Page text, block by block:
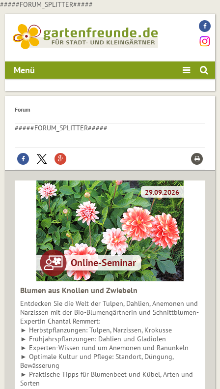
#####FORUM_SPLITTER#####
Menü
Forum
#####FORUM_SPLITTER#####
Blumen aus Knollen und Zwiebeln
Entdecken Sie die Welt der Tulpen, Dahlien, Anemonen und
Narzissen mit der Bio-Blumengärtnerin und Schnittblumen-
Expertin Chantal Remmert:
► Herbstpflanzungen: Tulpen, Narzissen, Krokusse
► Frühjahrspflanzungen: Dahlien und Gladiolen
► Experten-Wissen rund um Anemonen und Ranunkeln
► Optimale Kultur und Pflege: Standort, Düngung,
Bewässerung
► Praktische Tipps für Blumenbeet und Kübel, Arten und
Sorten